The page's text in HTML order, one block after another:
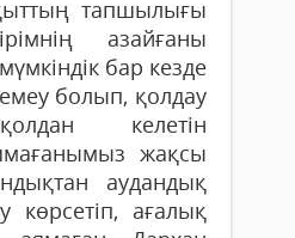
тапшылығы
азайғаны
бар кезде
болып, қолдау
келетін
жақсы
аудандық
көрсетіп, ағалық